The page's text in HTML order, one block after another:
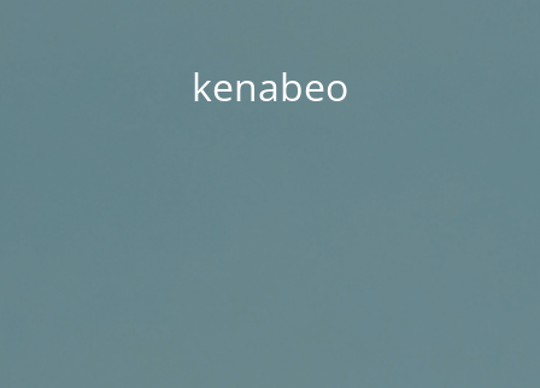
kenabeo